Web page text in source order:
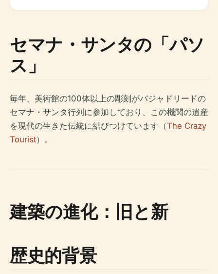
セマナ・サンタの「パソ
ス」
毎年、美術館の100体以上の彫刻がバジャドリードの
セマナ・サンタ行列に参加しており、この機関の遺産
を現代の生きた伝統に結びつけています（The Crazy
Tourist）。
建築の進化：旧と新
歴史的背景